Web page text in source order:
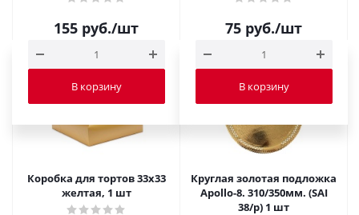
155 руб./шт
В корзину
75 руб./шт
В корзину
Коробка для тортов 33х33
желтая, 1 шт
Круглая золотая подложка
Apollo-8. 310/350мм. (SAI
38/p) 1 шт